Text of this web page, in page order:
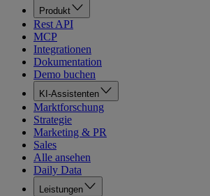
Produkt
Rest API
MCP
Integrationen
Dokumentation
Demo buchen
KI-Assistenten
Marktforschung
Strategie
Marketing & PR
Sales
Alle ansehen
Daily Data
Leistungen